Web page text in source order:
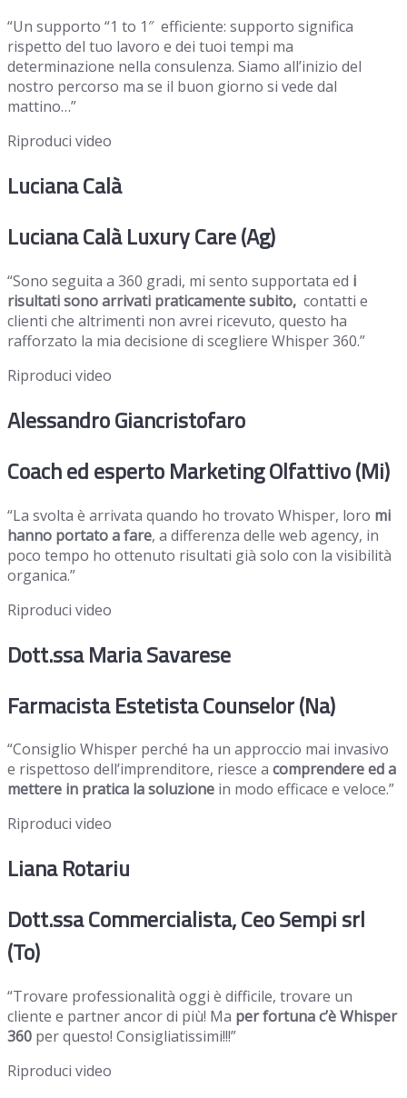
“Un supporto “1 to 1″ efficiente: supporto significa
rispetto del tuo lavoro e dei tuoi tempi ma
determinazione nella consulenza. Siamo all’inizio del
nostro percorso ma se il buon giorno si vede dal
mattino…”
Riproduci video
Luciana Calà
Luciana Calà Luxury Care (Ag)
“Sono seguita a 360 gradi, mi sento supportata ed i
risultati sono arrivati praticamente subito, contatti e
clienti che altrimenti non avrei ricevuto, questo ha
rafforzato la mia decisione di scegliere Whisper 360.”
Riproduci video
Alessandro Giancristofaro
Coach ed esperto Marketing Olfattivo (Mi)
“La svolta è arrivata quando ho trovato Whisper, loro mi
hanno portato a fare, a differenza delle web agency, in
poco tempo ho ottenuto risultati già solo con la visibilità
organica.”
Riproduci video
Dott.ssa Maria Savarese
Farmacista Estetista Counselor (Na)
“Consiglio Whisper perché ha un approccio mai invasivo
e rispettoso dell’imprenditore, riesce a comprendere ed a
mettere in pratica la soluzione in modo efficace e veloce.”
Riproduci video
Liana Rotariu
Dott.ssa Commercialista, Ceo Sempi srl
(To)
“Trovare professionalità oggi è difficile, trovare un
cliente e partner ancor di più! Ma per fortuna c’è Whisper
360 per questo! Consigliatissimi!!!”
Riproduci video